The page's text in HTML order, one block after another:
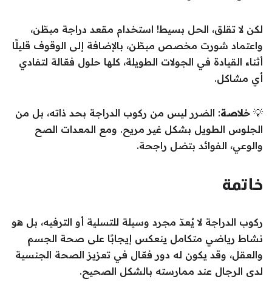
لكن لا تقلق، الحل بسيط! استخدام مقعد دراجة مبطّن،
واعتماد شورت مخصص مبطّن، بالإضافة إلى الوقوف قليلًا
أثناء القيادة في الجولات الطويلة، كلها حلول فعّالة لتفادي
أي مشاكل.
💡 خلاصة: الضرر ليس من ركوب الدراجة بحد ذاته، بل من
الجلوس الطويل بشكل غير مريح. ومع المعدات الصح
والوعي، الفوائد بتضل راجحة.
خاتمة
ركوب الدراجة لا يُعدّ مجرد وسيلة للتسلية أو الترفيه، بل هو
نشاط رياضي متكامل ينعكس إيجابًا على صحة الجسم
والعقل، وقد يكون له دور فعّال في تعزيز الصحة الجنسية
لدى الرجال عند ممارسته بالشكل الصحيح.